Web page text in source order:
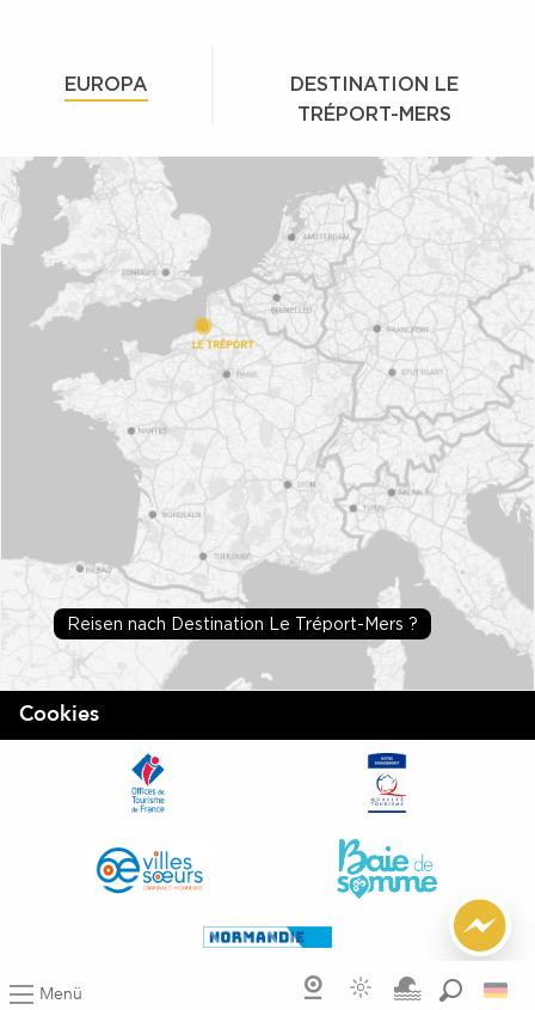
Menü
EUROPA
DESTINATION LE
TRÉPORT-MERS
Reisen nach Destination Le Tréport-Mers ?
Cookies